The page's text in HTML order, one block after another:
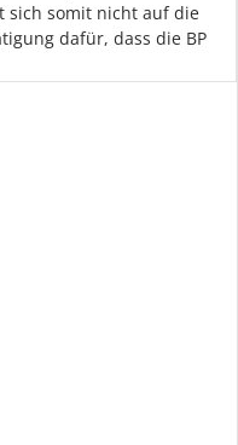
sich somit nicht auf die
dafür, dass die BP